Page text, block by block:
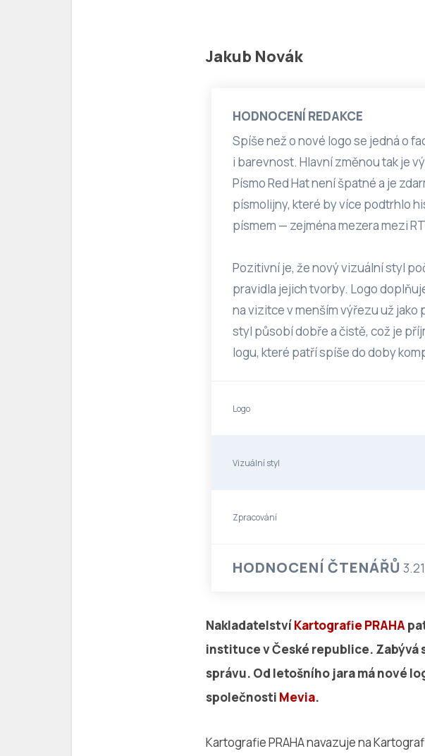
Jakub Novák
HODNOCENÍ REDAKCE
Spíše než o nové logo se jedná o
i barevnost. Hlavní změnou tak je
Písmo Red Hat není špatné a je
písmolijny, které by více podtrhlo
písmem — zejména mezera mezi
Pozitivní je, že nový vizuální styl
pravidla jejich tvorby. Logo
na vizitce v menším výřezu už
styl působí dobře a čistě, což je
logu, které patří spíše do doby
Logo
Vizuální styl
Zpracování
HODNOCENÍ ČTENÁŘŮ 3.21
NakladatelstvíKartografie PRAHA
instituce v České republice. Zabývá
správu. Od letošního jara má nové
společnosti Mevia.
Kartografie PRAHA navazuje na